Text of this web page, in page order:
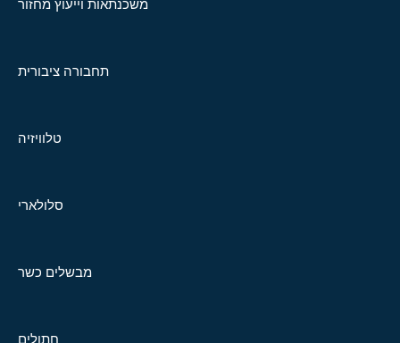
משכנתאות וייעוץ מחזור
תחבורה ציבורית
טלוויזיה
סלולארי
מבשלים כשר
חתולים